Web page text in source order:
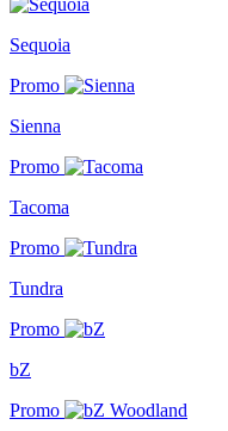
Sequoia
Promo
Sienna
Promo
Tacoma
Promo
Tundra
Promo
bZ
Promo